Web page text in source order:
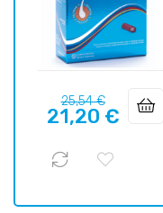
Prix
habituel
25,54 €Prix
21,20 €